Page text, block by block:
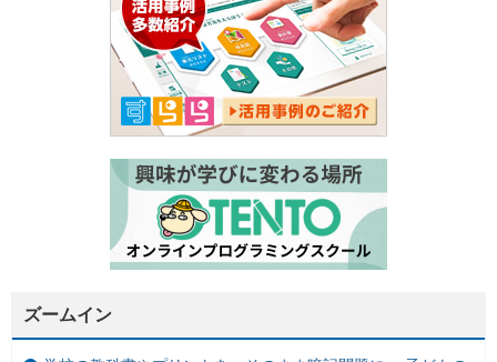
ズームイン